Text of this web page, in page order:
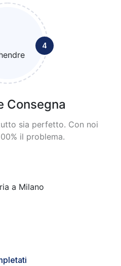
4
Consegna
sia perfetto. Con noi
il problema.